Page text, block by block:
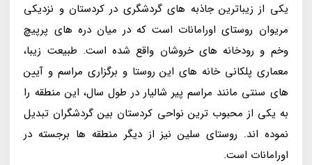
یکی از زیباترین جاذبه های گردشگری در کردستان و نزدیکی
مریوان روستای اورامانات است که در میان دره های پرپیچ
وخم و رودخانه های خروشان واقع شده است. طبیعت زیبا،
معماری پلکانی خانه های این روستا و برگزاری مراسم و آیین
های سنتی مانند مراسم پیر شالیار در طول سال، این منطقه را
به یکی از محبوب ترین نواحی کردستان بین گردشگران تبدیل
نموده اند. روستای سلین نیز از دیگر منطقه ها برجسته در
اورامانات است.